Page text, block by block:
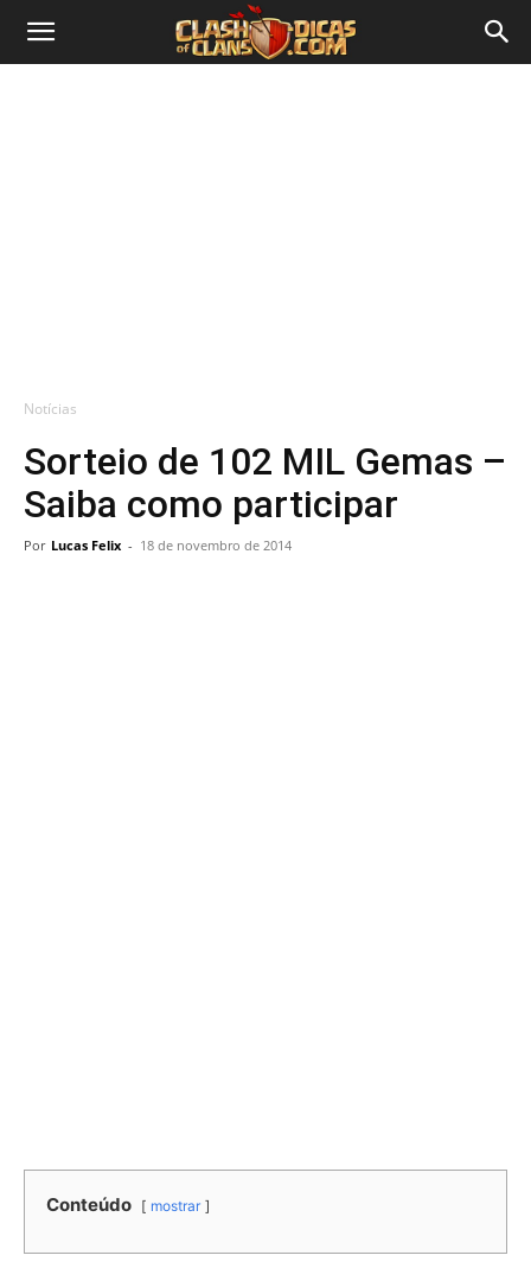
Notícias
Sorteio de 102 MIL Gemas –
Saiba como participar
Por Lucas Felix - 18 de novembro de 2014
Conteúdo mostrar